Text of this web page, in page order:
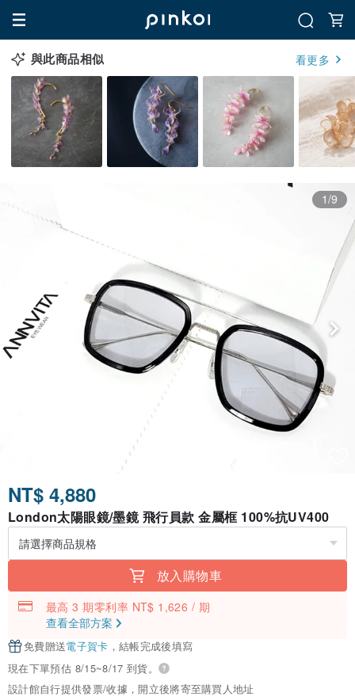
與此商品相似 看更多
1/9
NT$ 4,880
London太陽眼鏡/墨鏡 飛行員款 金屬框 100%抗UV400
放入購物車
最高 3 期零利率 NT$ 1,626 / 期
查看全部方案
免費贈送電子賀卡 ，結帳完成後填寫
現在下單預估 8/15~8/17 到貨。
設計館自行提供發票/收據，開立後將寄至購買人地址